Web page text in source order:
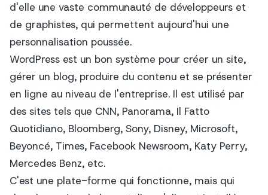
d'elle une vaste communauté de développeurs et
de graphistes, qui permettent aujourd'hui une
personnalisation poussée.
WordPress est un bon système pour créer un site,
gérer un blog, produire du contenu et se présenter
en ligne au niveau de l'entreprise. Il est utilisé par
des sites tels que CNN, Panorama, Il Fatto
Quotidiano, Bloomberg, Sony, Disney, Microsoft,
Beyoncé, Times, Facebook Newsroom, Katy Perry,
Mercedes Benz, etc.
C'est une plate-forme qui fonctionne, mais qui